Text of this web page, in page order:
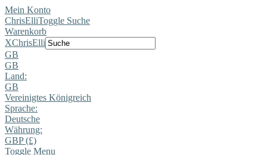
Mein Konto
ChrisElliToggle Suche
Warenkorb
XChrisElli
GB
GB
Land:
GB
Vereinigtes Königreich
Sprache:
Deutsche
Währung:
GBP (£)
Toggle Menu